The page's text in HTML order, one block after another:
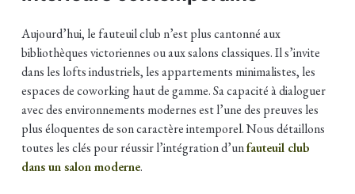
Aujourd’hui, le fauteuil club n’est plus cantonné aux
bibliothèques victoriennes ou aux salons classiques. Il s’invite
dans les lofts industriels, les appartements minimalistes, les
espaces de coworking haut de gamme. Sa capacité à dialoguer
avec des environnements modernes est l’une des preuves les
plus éloquentes de son caractère intemporel. Nous détaillons
toutes les clés pour réussir l’intégration d’unfauteuil club
dans un salon moderne.